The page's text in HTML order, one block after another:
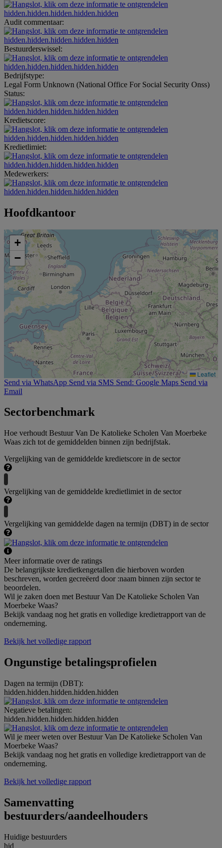
hidden.hidden.hidden.hidden.hidden
Audit commentaar:
hidden.hidden.hidden.hidden.hidden
Bestuurderswissel:
hidden.hidden.hidden.hidden.hidden
Bedrijfstype:
Legal Form Unknown (National Office For Social Security Onss)
Status:
hidden.hidden.hidden.hidden.hidden
Kredietscore:
hidden.hidden.hidden.hidden.hidden
Kredietlimiet:
hidden.hidden.hidden.hidden.hidden
Medewerkers:
hidden.hidden.hidden.hidden.hidden
Hoofdkantoor
+
−
Leaflet
Send via WhatsApp Send via SMS Send: Google Maps Send via
Email
Sectorbenchmark
Hoe verhoudt Bestuur Van De Katolieke Scholen Van Moerbeke
Waas zich tot de gemiddelden binnen zijn bedrijfstak.
Vergelijking van de gemiddelde kredietscore in de sector
Vergelijking van de gemiddelde kredietlimiet in de sector
Vergelijking van gemiddelde dagen na termijn (DBT) in de sector
Meer informatie over de ratings
De belangrijkste kredietkengetallen die hierboven worden
beschreven, worden gecreëerd door :naam binnen zijn sector te
beoordelen.
Wil je zaken doen met Bestuur Van De Katolieke Scholen Van
Moerbeke Waas?
Bekijk vandaag nog het gratis en volledige kredietrapport van de
onderneming.
Bekijk het volledige rapport
Ongunstige betalingsprofielen
Dagen na termijn (DBT):
hidden.hidden.hidden.hidden.hidden
Negatieve betalingen:
hidden.hidden.hidden.hidden.hidden
Wil je meer weten over Bestuur Van De Katolieke Scholen Van
Moerbeke Waas?
Bekijk vandaag nog het gratis en volledige kredietrapport van de
onderneming.
Bekijk het volledige rapport
Samenvatting
bestuurders/aandeelhouders
Huidige bestuurders
hid